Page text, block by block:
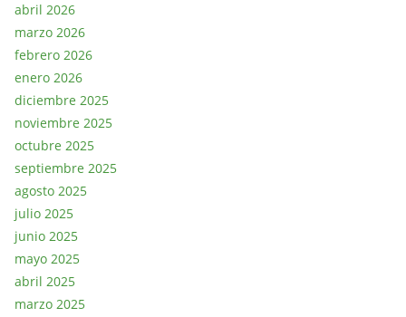
abril 2026
marzo 2026
febrero 2026
enero 2026
diciembre 2025
noviembre 2025
octubre 2025
septiembre 2025
agosto 2025
julio 2025
junio 2025
mayo 2025
abril 2025
marzo 2025